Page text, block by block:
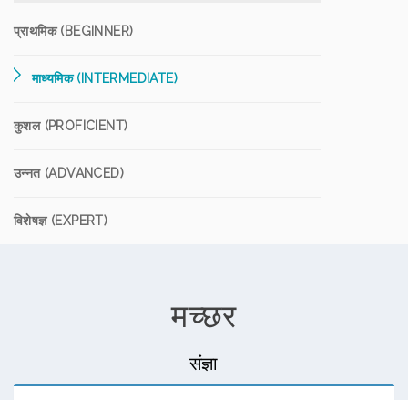
प्राथमिक (BEGINNER)
माध्यमिक (INTERMEDIATE)
कुशल (PROFICIENT)
उन्नत (ADVANCED)
विशेषज्ञ (EXPERT)
मच्छर
संज्ञा